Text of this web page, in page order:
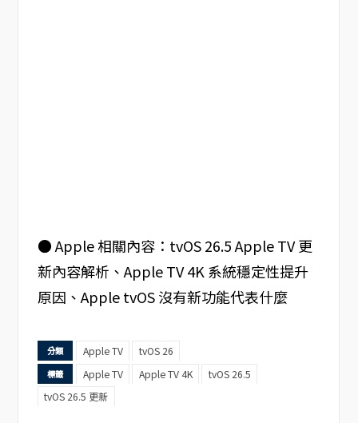
● Apple 相關內容：tvOS 26.5 Apple TV 更
新內容解析、Apple TV 4K 系統穩定性提升
原因、Apple tvOS 沒有新功能代表什麼
分類 Apple TV tvOS 26
標籤 Apple TV Apple TV 4K
tvOS 26.5
tvOS 26.5 更新